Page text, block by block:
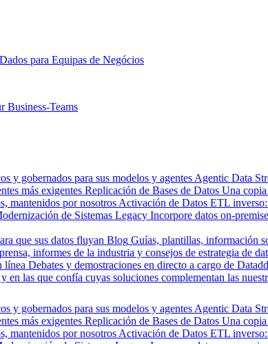
para Equipas de Negócios
Business-Teams
y gobernados para sus modelos y agentes Agentic Data
más exigentes Replicación de Bases de Datos Una
mantenidos por nosotros Activación de Datos ETL inverso:
de Sistemas Legacy Incorpore datos on-
que sus datos fluyan Blog Guías, plantillas, información
informes de la industria y consejos de estrategia de
línea Debates y demostraciones en directo a cargo de
en las que confía cuyas soluciones complementan las
y gobernados para sus modelos y agentes Agentic Data
más exigentes Replicación de Bases de Datos Una
mantenidos por nosotros Activación de Datos ETL inverso: